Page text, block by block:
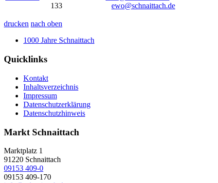
133
ewo@schnaittach.de
drucken nach oben
1000 Jahre Schnaittach
Quicklinks
Kontakt
Inhaltsverzeichnis
Impressum
Datenschutzerklärung
Datenschutzhinweis
Markt Schnaittach
Marktplatz 1
91220 Schnaittach
09153 409-0
09153 409-170